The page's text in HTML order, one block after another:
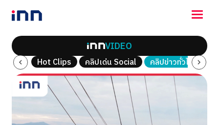
NEWS
ENTERTAINMENT
LIFESTYLE
HOROSCOPE
LOTTERY
VIDEO
VIDEO
เศษ Hot Clips คลิปเด่น Social คลิปข่าวทั่วไป